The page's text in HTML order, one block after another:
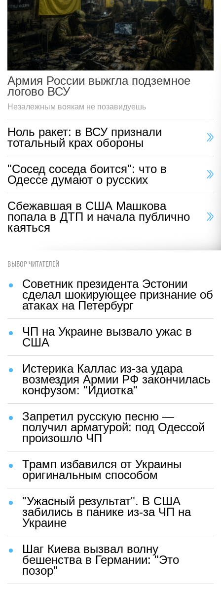
Армия России выжгла подземное
логово ВСУ
Незалежным воякам не позавидуешь
Ноль ракет: в ВСУ признали
тотальный крах обороны
"Сосед соседа боится": что в
Одессе думают о русских
Сбежавшая в США Машкова
попала в ДТП и начала публично
каяться
ВЫБОР ЧИТАТЕЛЕЙ
Советник президента Эстонии
сделал шокирующее признание об
атаках на Петербург
ЧП на Украине вызвало ужас в
США
Истерика Каллас из-за удара
возмездия Армии РФ закончилась
конфузом: "Идиотка"
Запретил русскую песню —
получил арматурой: под Одессой
произошло ЧП
Трамп избавился от Украины
оригинальным способом
"Ужасный результат". В США
забились в панике из-за ЧП на
Украине
Шаг Киева вызвал волну
бешенства в Германии: "Это
позор"